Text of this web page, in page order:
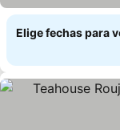
Elige fechas para